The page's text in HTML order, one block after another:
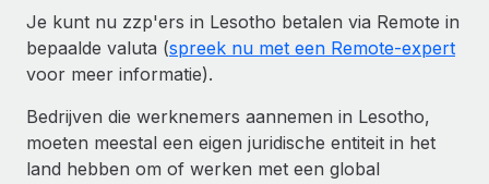
Je kunt nu zzp'ers in Lesotho betalen via Remote in
bepaalde valuta (spreek nu met een Remote-expert
voor meer informatie).
Bedrijven die werknemers aannemen in Lesotho,
moeten meestal een eigen juridische entiteit in het
land hebben om of werken met een global